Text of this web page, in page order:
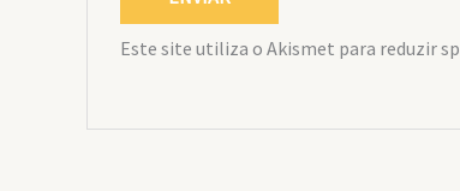
Este site utiliza o Akismet para reduzir